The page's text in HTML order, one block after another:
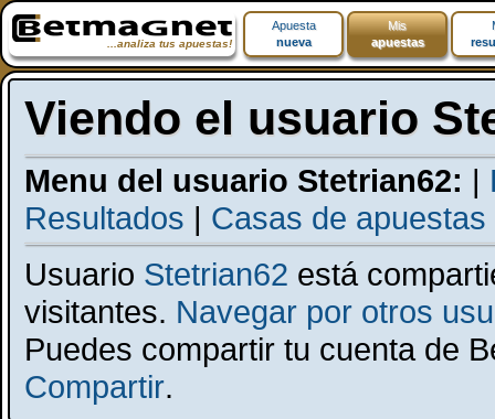
...analiza tus apuestas!
Apuesta
nueva
Mis
apuestas
Viendo el usuario
Menu del usuario Stetrian62: |
Resultados | Casas de apuestas
Usuario Stetrian62 está
visitantes. Navegar por otros
Puedes compartir tu cuenta de
Compartir.